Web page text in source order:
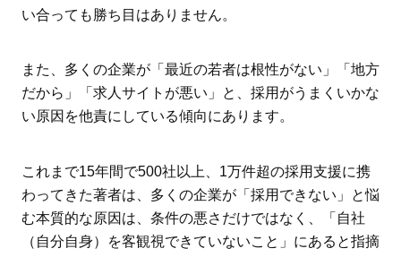
い合っても勝ち目はありません。
また、多くの企業が「最近の若者は根性がない」「地方
だから」「求人サイトが悪い」と、採用がうまくいかな
い原因を他責にしている傾向にあります。
これまで15年間で500社以上、1万件超の採用支援に携
わってきた著者は、多くの企業が「採用できない」と悩
む本質的な原因は、条件の悪さだけではなく、「自社
（自分自身）を客観視できていないこと」にあると指摘